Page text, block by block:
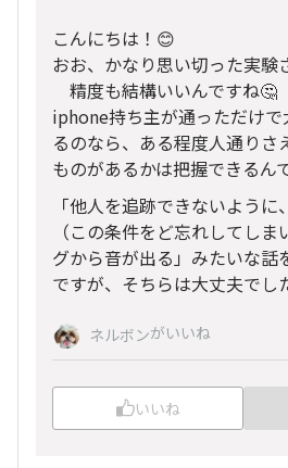
こんにちは！😊
おお、かなり思い切った実
精度も結構いいんですね🤔
iphone持ち主が通っただけ
るのなら、ある程度人通りさ
ものがあるかは把握できるん
「他人を追跡できないように
（この条件をど忘れしてし
グから音が出る」みたいな話
ですが、そちらは大丈夫でし
ネルボンがいいね
いいね